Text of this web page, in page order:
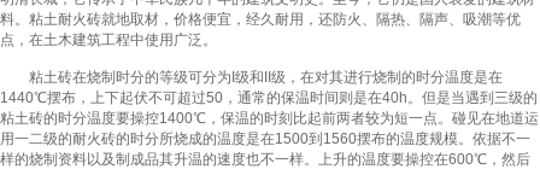
料。粘土耐火砖就地取材，价格便宜，经久耐用，还防火、隔热、隔声、吸潮等优
点，在土木建筑工程中使用广泛。
粘土砖在烧制时分的等级可分为I级和II级，在对其进行烧制的时分温度是在
1440℃摆布，上下起伏不可超过50，通常的保温时间则是在40h。但是当遇到三级的
粘土砖的时分温度要操控1400℃，保温的时刻比起前两者较为短一点。碰见在地道运
用一二级的耐火砖的时分所烧成的温度是在1500到1560摆布的温度规模。依据不一
样的烧制资料以及制成品其升温的速度也不一样。上升的温度要操控在600℃，然后